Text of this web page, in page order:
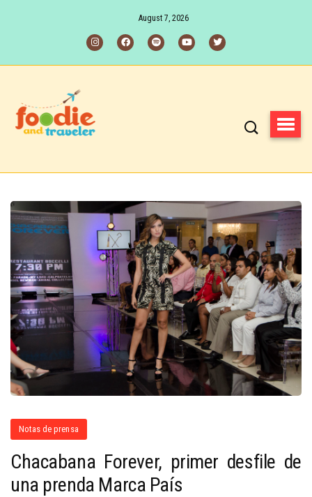
August 7, 2026
Notas de prensa
Chacabana Forever, primer desfile de
una prenda Marca País